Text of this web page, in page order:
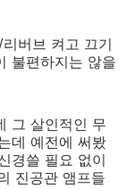
버브 켜고 끄기
불편하지는 않을
그 살인적인 무
데 예전에 써봤
경쓸 필요 없이
진공관 앰프들